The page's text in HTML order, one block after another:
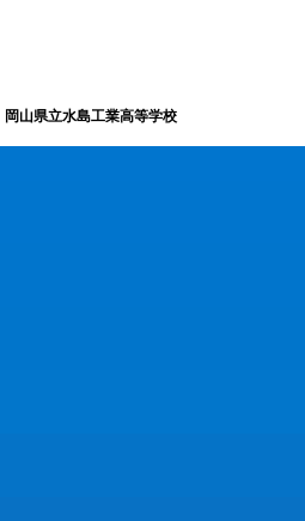
岡山県立水島工業高等学校